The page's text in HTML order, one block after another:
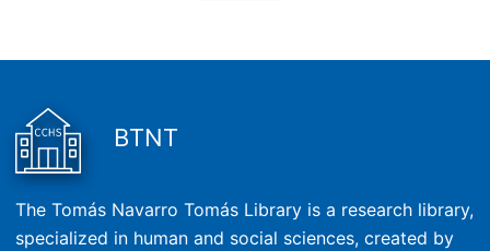
BTNT
The Tomás Navarro Tomás Library is a research library,
specialized in human and social sciences, created by